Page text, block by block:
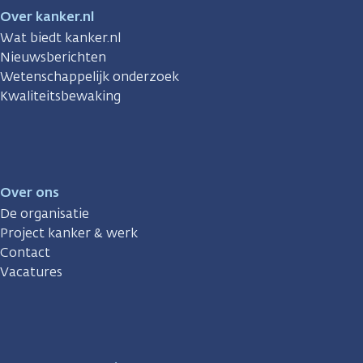
Over kanker.nl
Wat biedt kanker.nl
Nieuwsberichten
Wetenschappelijk onderzoek
Kwaliteitsbewaking
Over ons
De organisatie
Project kanker & werk
Contact
Vacatures